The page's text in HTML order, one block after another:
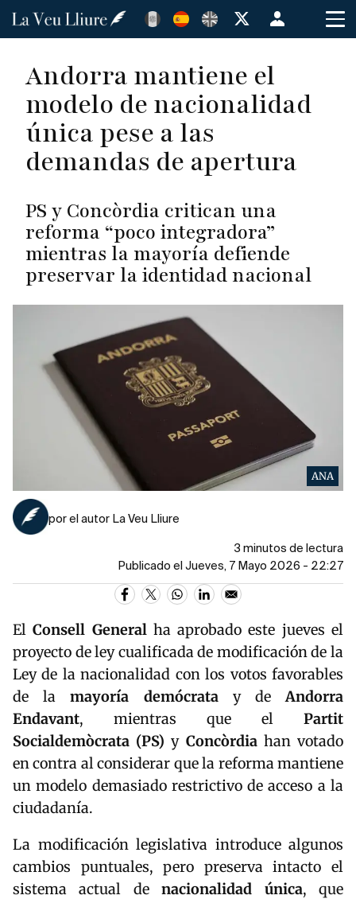
Pasar
principal
Menú
de
cuenta
de
usuario
Andorra mantiene el
modelo de nacionalidad
única pese a las
demandas de apertura
PS y Concòrdia critican una
reforma “poco integradora”
mientras la mayoría defiende
preservar la identidad nacional
ANA
por el autor La Veu Lliure
3 minutos de lectura
Publicado el Jueves, 7 Mayo 2026 - 22:27
ElConsell Generalha aprobado este jueves el
proyecto de ley cualificada de modificación de la
Ley de la nacionalidad con los votos favorables
de lamayoría demócratay deAndorra
Endavant, mientras que el Partit
Socialdemòcrata (PS) y Concòrdiahan votado
en contra al considerar que la reforma mantiene
un modelo demasiado restrictivo de acceso a la
ciudadanía.
La modificación legislativa introduce algunos
cambios puntuales, pero preserva intacto el
sistema actual denacionalidad única, que